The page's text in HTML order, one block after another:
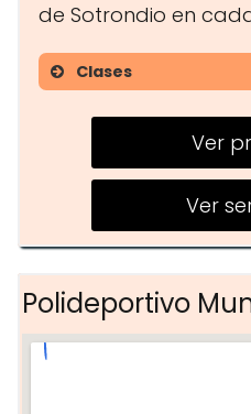
de Sotrondio en
Clases
Clases de
Ejercicios
Actividades
Ver
Ver
Polideportivo